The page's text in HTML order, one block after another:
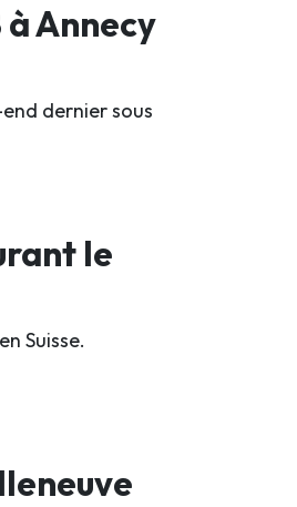
Annecy
dernier sous
le
Suisse.